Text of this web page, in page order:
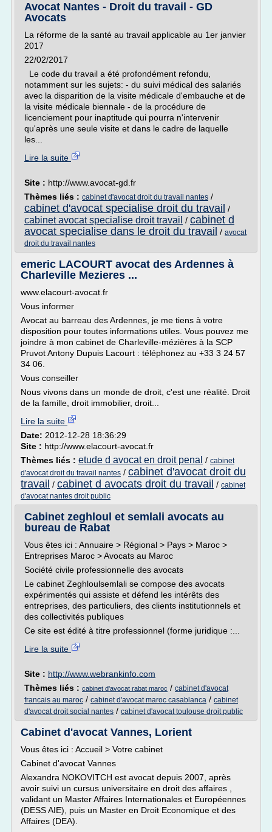
Avocat Nantes - Droit du travail - GD
Avocats
La réforme de la santé au travail applicable au 1er janvier
2017
22/02/2017
Le code du travail a été profondément refondu,
notamment sur les sujets: - du suivi médical des salariés
avec la disparition de la visite médicale d'embauche et de
la visite médicale biennale - de la procédure de
licenciement pour inaptitude qui pourra n'intervenir
qu'après une seule visite et dans le cadre de laquelle
les...
Lire la suite
Site : http://www.avocat-gd.fr
Thèmes liés : cabinet d'avocat droit du travail nantes /
cabinet d'avocat specialise droit du travail /
cabinet avocat specialise droit travail / cabinet d
avocat specialise dans le droit du travail / avocat
droit du travail nantes
emeric LACOURT avocat des Ardennes à
Charleville Mezieres ...
www.elacourt-avocat.fr
Vous informer
Avocat au barreau des Ardennes, je me tiens à votre
disposition pour toutes informations utiles. Vous pouvez me
joindre à mon cabinet de Charleville-mézières à la SCP
Pruvot Antony Dupuis Lacourt : téléphonez au +33 3 24 57
34 06.
Vous conseiller
Nous vivons dans un monde de droit, c'est une réalité. Droit
de la famille, droit immobilier, droit...
Lire la suite
Date: 2012-12-28 18:36:29
Site : http://www.elacourt-avocat.fr
Thèmes liés : etude d avocat en droit penal / cabinet
d'avocat droit du travail nantes / cabinet d'avocat droit du
travail / cabinet d avocats droit du travail / cabinet
d'avocat nantes droit public
Cabinet zeghloul et semlali avocats au
bureau de Rabat
Vous êtes ici : Annuaire > Régional > Pays > Maroc >
Entreprises Maroc > Avocats au Maroc
Société civile professionnelle des avocats
Le cabinet Zeghloulsemlali se compose des avocats
expérimentés qui assiste et défend les intérêts des
entreprises, des particuliers, des clients institutionnels et
des collectivités publiques
Ce site est édité à titre professionnel (forme juridique :...
Lire la suite
Site : http://www.webrankinfo.com
Thèmes liés : cabinet d'avocat rabat maroc / cabinet d'avocat
francais au maroc / cabinet d'avocat maroc casablanca / cabinet
d'avocat droit social nantes / cabinet d'avocat toulouse droit public
Cabinet d'avocat Vannes, Lorient
Vous êtes ici : Accueil > Votre cabinet
Cabinet d'avocat Vannes
Alexandra NOKOVITCH est avocat depuis 2007, après
avoir suivi un cursus universitaire en droit des affaires ,
validant un Master Affaires Internationales et Européennes
(DESS AIE), puis un Master en Droit Economique et des
Affaires (DEA).